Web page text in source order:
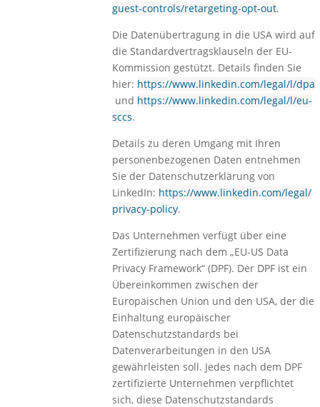
guest-controls/retargeting-opt-out.
Die Datenübertragung in die USA wird auf
die Standardvertragsklauseln der EU-
Kommission gestützt. Details finden Sie
hier: https://www.linkedin.com/legal/l/dpa
und https://www.linkedin.com/legal/l/eu-
sccs.
Details zu deren Umgang mit Ihren
personenbezogenen Daten entnehmen
Sie der Datenschutzerklärung von
LinkedIn: https://www.linkedin.com/legal/
privacy-policy.
Das Unternehmen verfügt über eine
Zertifizierung nach dem „EU-US Data
Privacy Framework“ (DPF). Der DPF ist ein
Übereinkommen zwischen der
Europäischen Union und den USA, der die
Einhaltung europäischer
Datenschutzstandards bei
Datenverarbeitungen in den USA
gewährleisten soll. Jedes nach dem DPF
zertifizierte Unternehmen verpflichtet
sich, diese Datenschutzstandards